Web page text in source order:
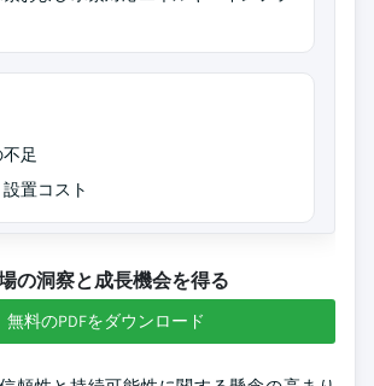
足
置コスト
の洞察と成長機会を得る
無料のPDFをダウンロード